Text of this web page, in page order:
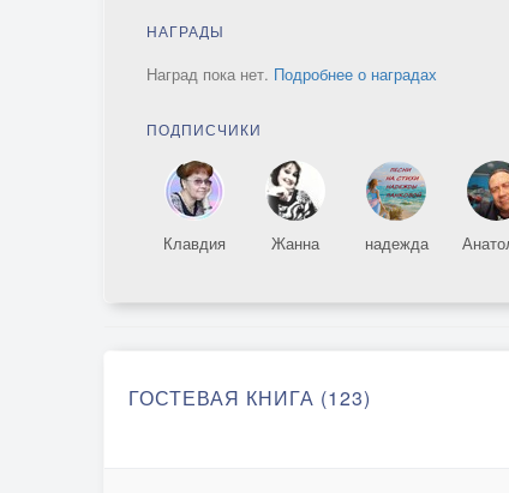
НАГРАДЫ
Наград пока нет. Подробнее о наградах
ПОДПИСЧИКИ
Клавдия Жанна надежда
ГОСТЕВАЯ КНИГА (123)